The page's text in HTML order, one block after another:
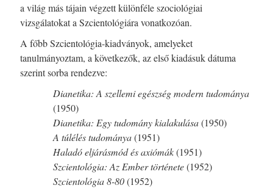
a világ más tájain végzett különféle szociológiai
vizsgálatokat a Szcientológiára vonatkozóan.
A főbb Szcientológia-kiadványok, amelyeket
tanulmányoztam, a következők, az első kiadásuk dátuma
szerint sorba rendezve:
Dianetika: A szellemi egészség modern tudománya
(1950)
Dianetika: Egy tudomány kialakulása(1950)
A túlélés tudománya(1951)
Haladó eljárásmód és axiómák(1951)
Szcientológia: Az Ember története(1952)
Szcientológia8-80(1952)